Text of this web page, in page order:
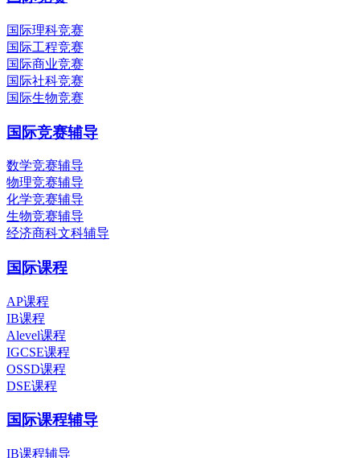
国际理科竞赛
国际工程竞赛
国际商业竞赛
国际社科竞赛
国际生物竞赛
国际竞赛辅导
数学竞赛辅导
物理竞赛辅导
化学竞赛辅导
生物竞赛辅导
经济商科文科辅导
国际课程
AP课程
IB课程
Alevel课程
IGCSE课程
OSSD课程
DSE课程
国际课程辅导
IB课程辅导